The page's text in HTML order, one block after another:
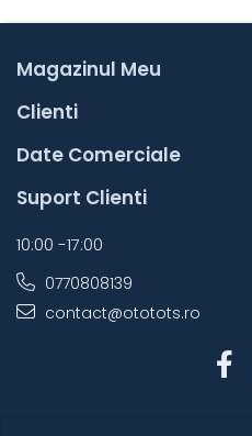
Magazinul Meu
Clienti
Date Comerciale
Suport Clienti
10:00 -17:00
0770808139
contact@ototots.ro